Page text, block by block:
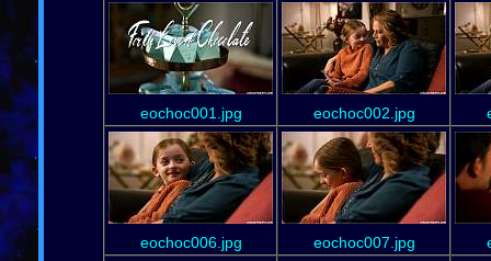
eochoc001.jpg eochoc002.jpg
eochoc006.jpg eochoc007.jpg